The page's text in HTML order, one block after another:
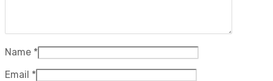
Name *
Email *